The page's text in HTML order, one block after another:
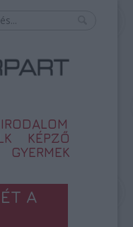
IRODALOM
KÉPZŐ
GYERMEK
A